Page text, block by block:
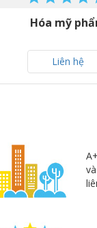
Hóa mỹ
Liên hệ